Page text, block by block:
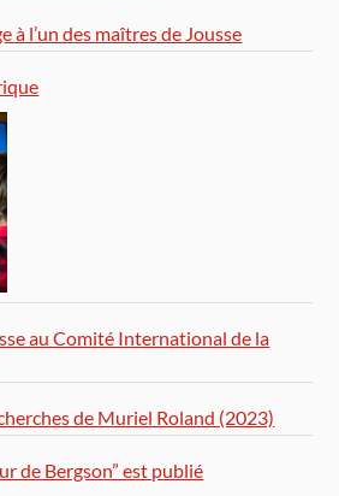
à l’un des maîtres de Jousse
au Comité International de la
de Muriel Roland (2023)
de Bergson” est publié